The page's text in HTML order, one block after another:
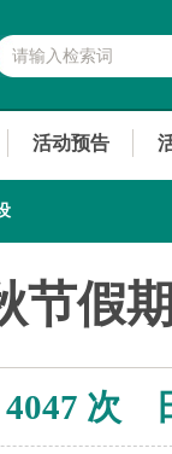
活动预告
节假
4047 次